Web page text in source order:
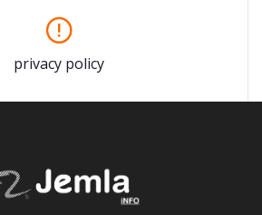
privacy policy